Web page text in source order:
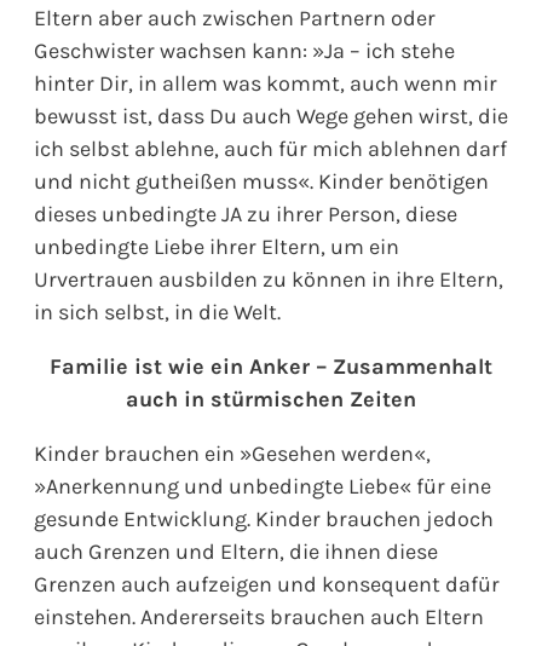
Eltern aber auch zwischen Partnern oder
Geschwister wachsen kann: »Ja – ich stehe
hinter Dir, in allem was kommt, auch wenn mir
bewusst ist, dass Du auch Wege gehen wirst, die
ich selbst ablehne, auch für mich ablehnen darf
und nicht gutheißen muss«. Kinder benötigen
dieses unbedingte JA zu ihrer Person, diese
unbedingte Liebe ihrer Eltern, um ein
Urvertrauen ausbilden zu können in ihre Eltern,
in sich selbst, in die Welt.
Familie ist wie ein Anker – Zusammenhalt
auch in stürmischen Zeiten
Kinder brauchen ein »Gesehen werden«,
»Anerkennung und unbedingte Liebe« für eine
gesunde Entwicklung. Kinder brauchen jedoch
auch Grenzen und Eltern, die ihnen diese
Grenzen auch aufzeigen und konsequent dafür
einstehen. Andererseits brauchen auch Eltern